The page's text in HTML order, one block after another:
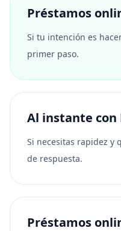
Préstamos
Si tu intención es
primer paso.
Al instante con
Si necesitas rapidez y
de respuesta.
Préstamos